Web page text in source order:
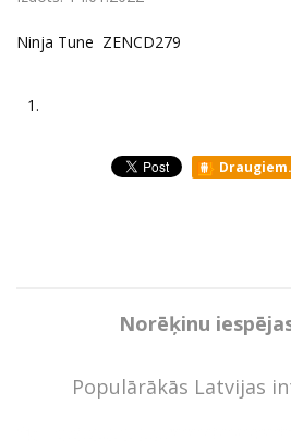
Ninja Tune ZENCD279
1.
Norēķinu
Populārākās Latvijas